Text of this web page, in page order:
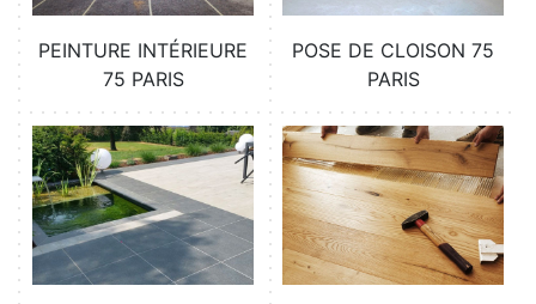
PEINTURE INTÉRIEURE
75 PARIS
POSE DE CLOISON 75
PARIS